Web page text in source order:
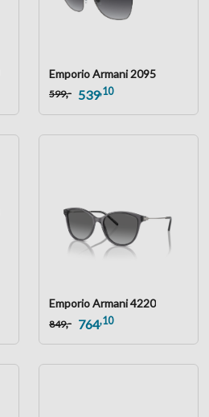
Emporio Armani 2095
599,- 539,10
Emporio Armani 4220
849,- 764,10